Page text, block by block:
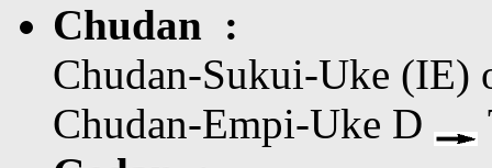
Chudan :
Chudan-Sukui-Uke (IE)
Chudan-Empi-Uke D